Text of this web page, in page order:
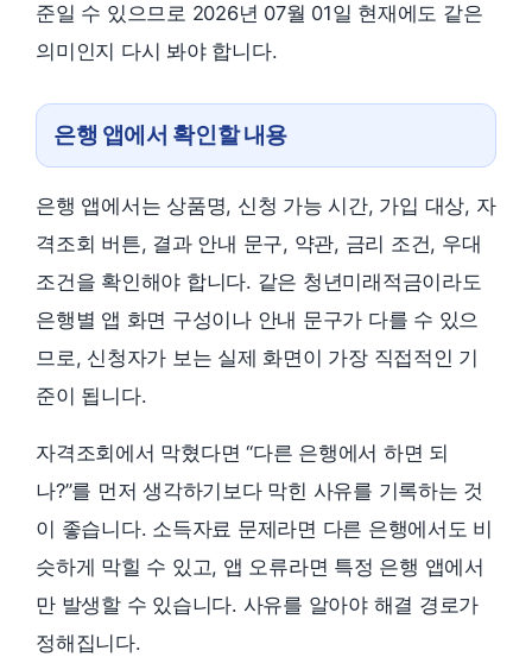
준일 수 있으므로 2026년 07월 01일 현재에도 같은
의미인지 다시 봐야 합니다.
은행 앱에서 확인할 내용
은행 앱에서는 상품명, 신청 가능 시간, 가입 대상, 자
격조회 버튼, 결과 안내 문구, 약관, 금리 조건, 우대
조건을 확인해야 합니다. 같은 청년미래적금이라도
은행별 앱 화면 구성이나 안내 문구가 다를 수 있으
므로, 신청자가 보는 실제 화면이 가장 직접적인 기
준이 됩니다.
자격조회에서 막혔다면 “다른 은행에서 하면 되
나?”를 먼저 생각하기보다 막힌 사유를 기록하는 것
이 좋습니다. 소득자료 문제라면 다른 은행에서도 비
슷하게 막힐 수 있고, 앱 오류라면 특정 은행 앱에서
만 발생할 수 있습니다. 사유를 알아야 해결 경로가
정해집니다.